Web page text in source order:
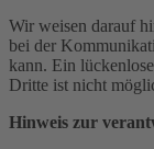
Wir weisen darauf
bei der
kann. Ein
Dritte ist nicht
Hinweis zur